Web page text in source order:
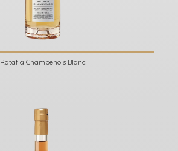
Ratafia Champenois Blanc